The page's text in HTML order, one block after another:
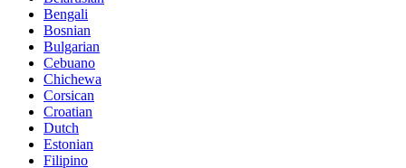
Bengali
Bosnian
Bulgarian
Cebuano
Chichewa
Corsican
Croatian
Dutch
Estonian
Filipino